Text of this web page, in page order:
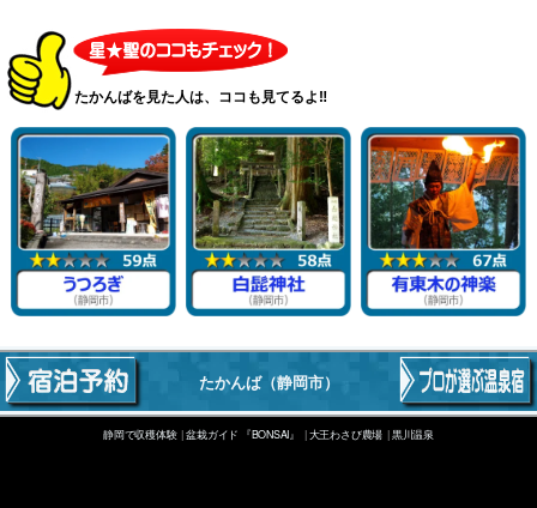
たかんばを見た人は、ココも見てるよ‼
たかんば（静岡市）
静岡で収穫体験 盆栽ガイド 『BONSAI』 大王わさび農場 黒川温泉